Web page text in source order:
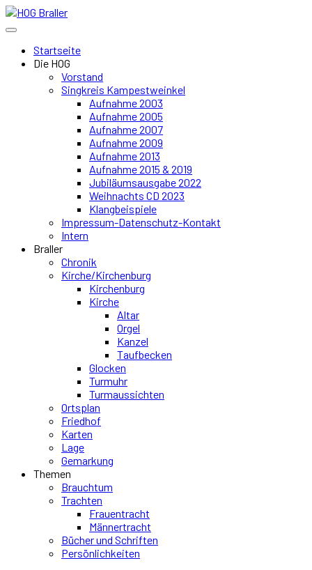
Startseite
Die HOG
Vorstand
Singkreis Kampestweinkel
Aufnahme 2003
Aufnahme 2005
Aufnahme 2007
Aufnahme 2009
Aufnahme 2013
Aufnahme 2015 & 2019
Jubiläumsausgabe 2022
Weihnachts CD 2023
Klangbeispiele
Impressum-Datenschutz-Kontakt
Intern
Braller
Chronik
Kirche/Kirchenburg
Kirchenburg
Kirche
Altar
Orgel
Kanzel
Taufbecken
Glocken
Turmuhr
Turmaussichten
Ortsplan
Friedhof
Karten
Lage
Gemarkung
Themen
Brauchtum
Trachten
Frauentracht
Männertracht
Bücher und Schriften
Persönlichkeiten